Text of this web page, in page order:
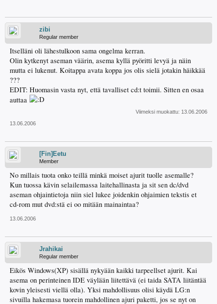
zibi
Regular member
Itselläni oli lähestulkoon sama ongelma kerran.
Olin kytkenyt aseman väärin, asema kyllä pyöritti levyä ja näin
mutta ei lukenut. Koitappa avata koppa jos olis sielä jotakin häikkää
???
EDIT: Huomasin vasta nyt, että tavalliset cd:t toimii. Sitten en osaa
auttaa
Viimeksi muokattu: 13.06.2006
13.06.2006
[Fin]Eetu
Member
No millais tuota onko teillä minkä moiset ajurit tuolle asemalle?
Kun tuossa kävin selailemassa laitehallinasta ja sit sen dc/dvd
aseman ohjaintietoja niin siel lukee joidenkin ohjaimien tekstis et
cd-rom mut dvd:stä ei oo mitään mainaintaa?
13.06.2006
Jrahikai
Regular member
Eikös Windows(XP) sisällä nykyään kaikki tarpeellset ajurit. Kai
asema on perinteinen IDE väylään liitettävä (ei taida SATA liitäntää
kovin yleisesti viellä olla). Yksi mahdollisuus olisi käydä LG:n
sivuilla hakemasa tuorein mahdollinen ajuri paketti, jos se nyt on